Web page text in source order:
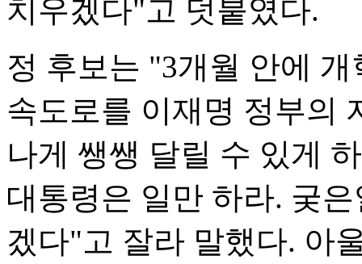
치우겠다"고 덧붙였다.
정 후보는 "3개월 안에
속도로를 이재명 정부의
나게 쌩쌩 달릴 수 있게
대통령은 일만 하라. 궂
겠다"고 잘라 말했다. 아